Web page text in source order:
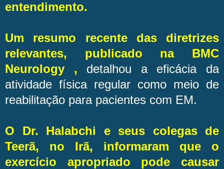
entendimento.
Um resumo recente das diretrizes
relevantes, publicado na BMC
Neurology , detalhou a eficácia da
atividade física regular como meio de
reabilitação para pacientes com EM.
O Dr. Halabchi e seus colegas de
Teerã, no Irã, informaram que o
exercício apropriado pode causar